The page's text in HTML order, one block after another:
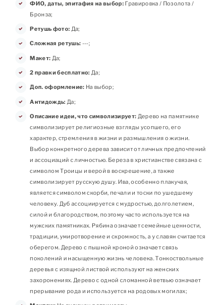
ФИО, даты, эпитафия на выбор:Гравировка / Позолота /
Бронза;
Ретушь фото: Да;
Сложная ретушь: ---;
Макет: Да;
2 правки бесплатно: Да;
Доп. оформление: На выбор;
Антидождь: Да;
Описание идеи, что символизирует: Дерево на памятнике
символизирует религиозные взгляды усопшего, его
характер, стремления в жизни и размышления о жизни.
Выбор конкретного дерева зависит от личных предпочтений
и ассоциаций с личностью. Береза в христианстве связана с
символом Троицы и верой в воскрешение, а также
символизирует русскую душу. Ива, особенно плакучая,
является символом скорби, печали и тоски по ушедшему
человеку. Дуб ассоциируется с мудростью, долголетием,
силой и благородством, поэтому часто используется на
мужских памятниках. Рябина означает семейные ценности,
традиции, умиротворение и скромность, а у славян считается
оберегом. Дерево с пышной кроной означает связь
поколений и насыщенную жизнь человека. Тонкоствольные
деревья с изящной листвой используют на женских
захоронениях. Дерево с одной сломанной ветвью означает
прерывание рода и используется на родовых могилах;